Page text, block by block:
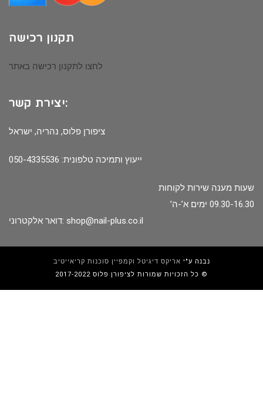
תקנון רכישה
לחצו לתקנון רכישה באתר
יצירת קשר:
ציפורן פלוס, נהריה, ישראל
ייעוץ ותמיכה טלפונית: 050-4335536
שעות מענה שירות לקוחות
09.30-16.30 ימים א’-ה’
דואר אלקטרוני: shop@nail-plus.co.il
נבנה ע"י אריקס דיגיטל וקמפיין סוכנות קריאייטיב
כל הזכויות שמורות לציפורן פלוס 2017-2022 ©